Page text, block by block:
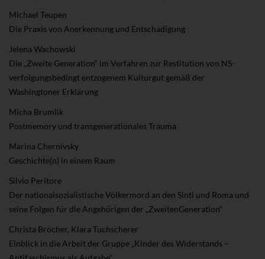
Michael Teupen
Die Praxis von Anerkennung und Entschädigung
Jelena Wachowski
Die „Zweite Generation“ im Verfahren zur Restitution von NS-
verfolgungsbedingt entzogenem Kulturgut gemäß der
Washingtoner Erklärung
Micha Brumlik
Postmemory und transgenerationales Trauma
Marina Chernivsky
Geschichte(n) in einem Raum
Silvio Peritore
Der nationalsozialistische Völkermord an den Sinti und Roma und
seine Folgen für die Angehörigen der „ZweitenGeneration“
Christa Bröcher, Klara Tuchscherer
Einblick in die Arbeit der Gruppe „Kinder des Widerstands –